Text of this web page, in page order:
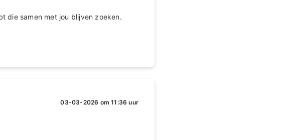
die samen met jou blijven zoeken.
03-03-2026 om 11:36 uur